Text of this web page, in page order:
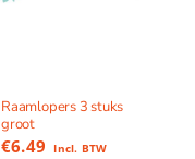
Raamlopers 3 stuks
groot
€6.49 Incl. BTW